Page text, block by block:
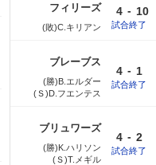
フィリーズ
(敗)C.キリアン
4 - 10
試合終了
ブレーブス
(勝)B.エルダー
(Ｓ)D.フエンテス
4 - 1
試合終了
ブリュワーズ
(勝)K.ハリソン
(Ｓ)T.メギル
4 - 2
試合終了